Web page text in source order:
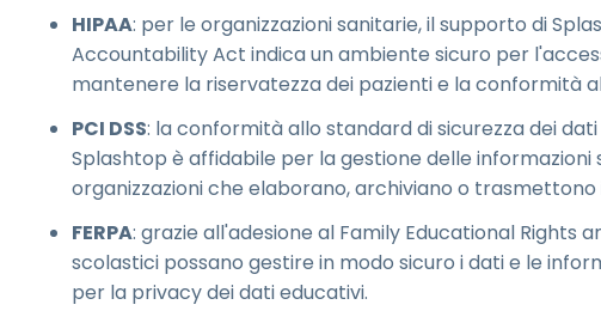
HIPAA: per le organizzazioni sanitarie, il supporto di
Accountability Act indica un ambiente sicuro per
mantenere la riservatezza dei pazienti e la conformità
PCI DSS: la conformità allo standard di sicurezza dei
Splashtop è affidabile per la gestione delle
organizzazioni che elaborano, archiviano o
FERPA: grazie all'adesione al Family Educational Rights
scolastici possano gestire in modo sicuro i dati e le
per la privacy dei dati educativi.